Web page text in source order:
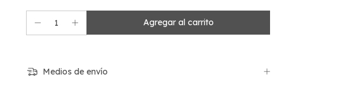
Medios de envío